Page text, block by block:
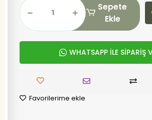
Sepete
Ekle
WHATSAPP İLE SİPARİŞ
Favorilerime ekle